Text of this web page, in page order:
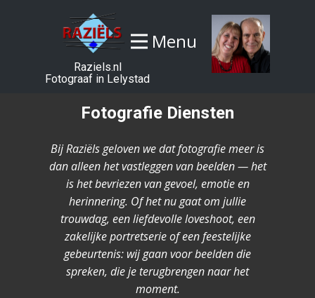
Menu
Raziels.nl
Fotograaf in Lelystad
Fotografie Diensten
Bij Raziëls geloven we dat fotografie meer is
dan alleen het vastleggen van beelden — het
is het bevriezen van gevoel, emotie en
herinnering. Of het nu gaat om jullie
trouwdag, een liefdevolle loveshoot, een
zakelijke portretserie of een feestelijke
gebeurtenis: wij gaan voor beelden die
spreken, die je terugbrengen naar het
moment.